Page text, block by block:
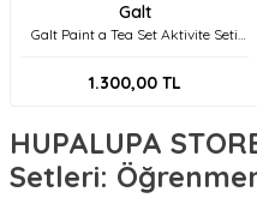
Galt
Galt Paint a Tea Set Aktivite Seti
1.300,00TL
HUPALUPA
Setleri: